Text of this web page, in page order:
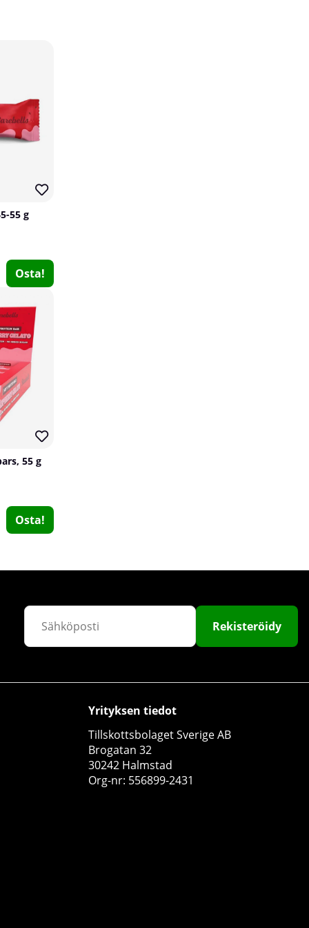
Swedish Supplements
55 g
Osta!
55 g
Osta!
Rekisteröidy
Yrityksen tiedot
Tillskottsbolaget Sverige AB
Brogatan 32
30242 Halmstad
Org-nr: 556899-2431